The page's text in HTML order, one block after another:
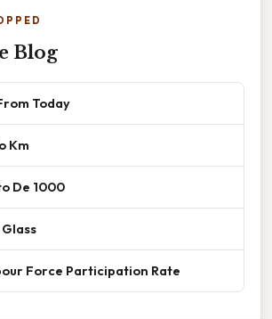
Blog
Today
Km
De 1000
Force Participation Rate